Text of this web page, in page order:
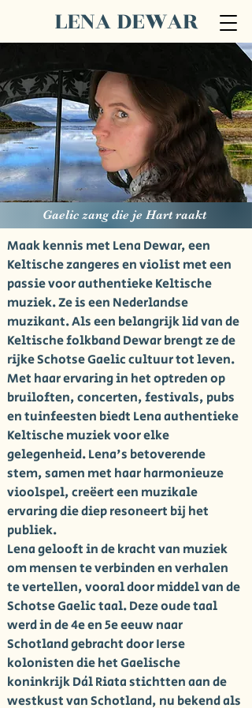
LENA DEWAR
Gaelic zang die je Hart raakt
Maak kennis met Lena Dewar, een
Keltische zangeres en violist met een
passie voor authentieke Keltische
muziek. Ze is een Nederlandse
muzikant.Als een belangrijk lid van de
Keltische folkband Dewar brengt ze de
rijke Schotse Gaelic cultuur tot leven.
Met haar ervaring in het optreden op
bruiloften, concerten, festivals, pubs
en tuinfeesten biedt Lena authentieke
Keltische muziek voor elke
gelegenheid. Lena's betoverende
stem, samen met haar harmonieuze
vioolspel, creëert een muzikale
ervaring die diep resoneert bij het
publiek.
Lena gelooft in de kracht van muziek
om mensen te verbinden en verhalen
te vertellen, vooral door middel van de
Schotse Gaelic taal. Deze oude taal
werd in de 4e en 5e eeuw naar
Schotland gebracht door Ierse
kolonisten die het Gaelische
koninkrijk Dál Riata stichtten aan de
westkust van Schotland, nu bekend als